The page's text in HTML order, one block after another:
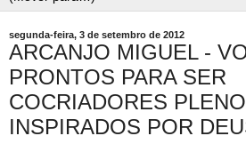
segunda-feira, 3 de setembro de 2012
ARCANJO MIGUEL -
PRONTOS PARA SER
COCRIADORES
INSPIRADOS POR